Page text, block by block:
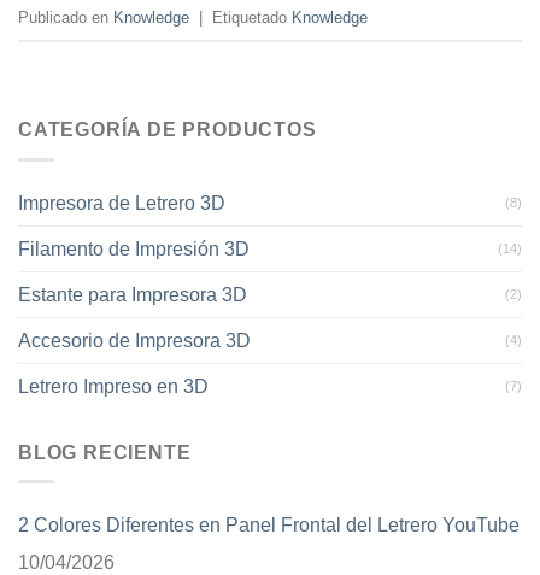
Publicado en Knowledge Etiquetado Knowledge
CATEGORÍA DE PRODUCTOS
Impresora de Letrero 3D (8)
Filamento de Impresión 3D (14)
Estante para Impresora 3D (2)
Accesorio de Impresora 3D (4)
Letrero Impreso en 3D (7)
BLOG RECIENTE
2 Colores Diferentes en Panel Frontal del Letrero YouTube
10/04/2026